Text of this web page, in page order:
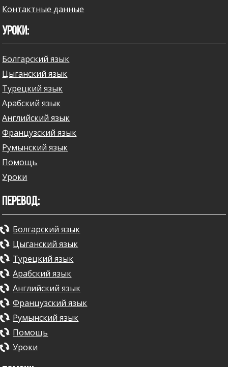
УРОКИ:
Болгарский язык
Цыганский язык
Турецкий язык
Арабский язык
Английский язык
Французский язык
Румынский язык
Помощь
Уроки
ПЕРЕВОД:
Болгарский язык
Цыганский язык
Турецкий язык
Арабский язык
Английский язык
Французский язык
Румынский язык
Помощь
Уроки
Контактные данные